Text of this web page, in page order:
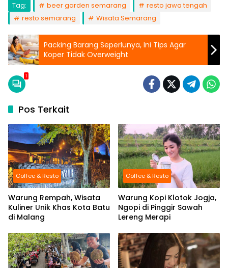
Tag: beer garden semarang
resto jawa tengah
resto semarang
Wisata Semarang
Packing Barang Seperlunya, Ini Tips Agar
Koper Tidak Overweight
1
Pos Terkait
Coffee & Resto
Warung Rempah, Wisata
Kuliner Unik Khas Kota Batu
di Malang
Coffee & Resto
Warung Kopi Klotok Jogja,
Ngopi di Pinggir Sawah
Lereng Merapi